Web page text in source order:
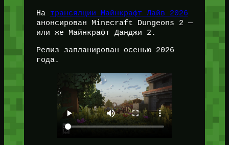
На трансялции Майнкрафт Лайв 2026
анонсирован Minecraft Dungeons 2 —
или же Майнкрафт Данджи 2.
Релиз запланирован осенью 2026
года.